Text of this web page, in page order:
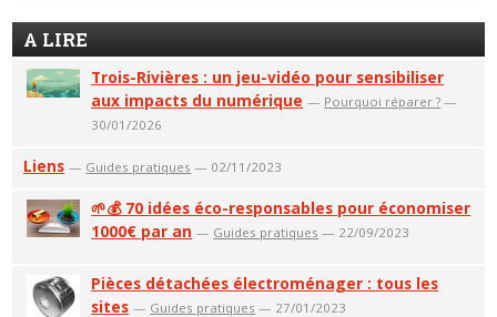
A LIRE
Trois-Rivières : un jeu-vidéo pour sensibiliser
aux impacts du numérique — Pourquoi réparer ? —
30/01/2026
Liens — Guides pratiques — 02/11/2023
🌱💰 70 idées éco-responsables pour économiser
1000€ par an — Guides pratiques — 22/09/2023
Pièces détachées électroménager : tous les
sites — Guides pratiques — 27/01/2023